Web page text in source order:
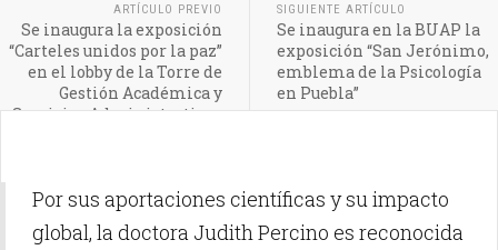
ARTÍCULO PREVIO
Se inaugura la exposición
“Carteles unidos por la paz”
en el lobby de la Torre de
Gestión Académica y
Servicios Administrativos
SIGUIENTE ARTÍCULO
Se inaugura en la BUAP la
exposición “San Jerónimo,
emblema de la Psicología
en Puebla”
Por sus aportaciones científicas y su impacto
global, la doctora Judith Percino es reconocida